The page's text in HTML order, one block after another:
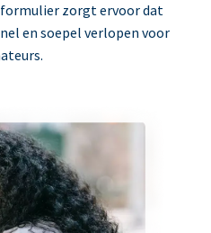
zorgt ervoor dat
en soepel verlopen voor